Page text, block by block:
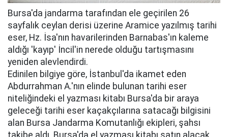
Bursa'da jandarma tarafından ele geçirilen 26
sayfalık ceylan derisi üzerine Aramice yazılmış tarihi
eser, Hz. İsa'nın havarilerinden Barnabas'ın kaleme
aldığı 'kayıp' İncil'in nerede olduğu tartışmasını
yeniden alevlendirdi.
Edinilen bilgiye göre, İstanbul'da ikamet eden
Abdurrahman A.'nın elinde bulunan tarihi eser
niteliğindeki el yazması kitabı Bursa'da bir araya
geleceği tarihi eser kaçakçılarına satacağı bilgisini
alan Bursa Jandarma Komutanlığı ekipleri, şahsı